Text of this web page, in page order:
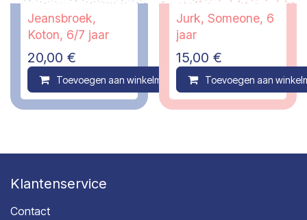
Jeansbroek,
Koton, 6/7 jaar
20,00 €
Toevoegen aan winkelmandje Compare
Jurk, Someone, 6
jaar
15,00 €
Toevoegen aan
Klantenservice
Contact